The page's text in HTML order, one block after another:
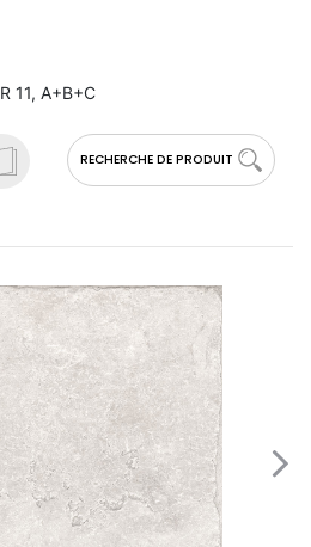
RECHERCHE DE PRODUIT
R 11, A+B+C